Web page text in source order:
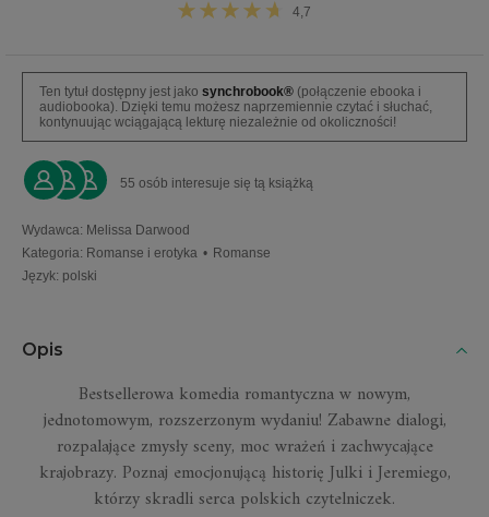
4,7
Ten tytuł dostępny jest jako synchrobook® (połączenie ebooka i
audiobooka). Dzięki temu możesz naprzemiennie czytać i słuchać,
kontynuując wciągającą lekturę niezależnie od okoliczności!
55 osób interesuje się tą książką
Wydawca: Melissa Darwood
Kategoria: Romanse i erotyka • Romanse
Język: polski
Opis
Bestsellerowa komedia romantyczna w nowym,
jednotomowym, rozszerzonym wydaniu! Zabawne dialogi,
rozpalające zmysły sceny, moc wrażeń i zachwycające
krajobrazy. Poznaj emocjonującą historię Julki i Jeremiego,
którzy skradli serca polskich czytelniczek.